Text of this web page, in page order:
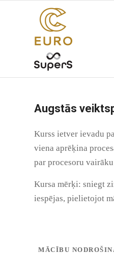
Augstās
Kurss ietver ievadu
viena aprēķina
par procesoru
Kursa mērķi: sniegt
iespējas, pielietojot
MĀCĪBU